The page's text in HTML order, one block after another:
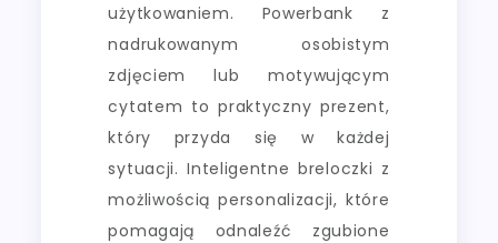
użytkowaniem. Powerbank z
nadrukowanym osobistym
zdjęciem lub motywującym
cytatem to praktyczny prezent,
który przyda się w każdej
sytuacji. Inteligentne breloczki z
możliwością personalizacji, które
pomagają odnaleźć zgubione